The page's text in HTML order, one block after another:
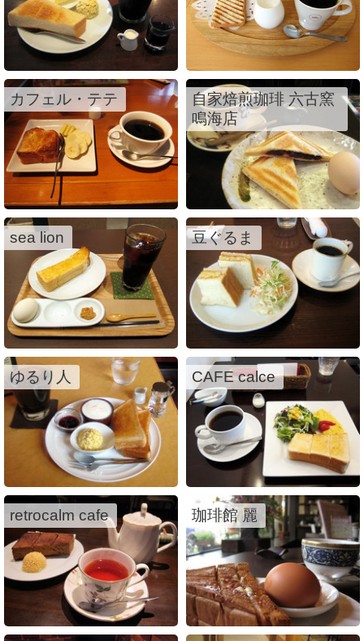
カフェル・テテ
自家焙煎珈琲 六古窯
鳴海店
sea lion 豆ぐるま
ゆるり人 CAFE calce
retrocalm cafe 珈琲館 麗